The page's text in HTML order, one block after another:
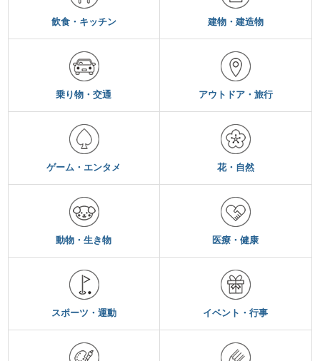
飲食・キッチン 建物・建造物
乗り物・交通 アウトドア・旅行
ゲーム・エンタメ 花・自然
動物・生き物 医療・健康
スポーツ・運動 イベント・行事